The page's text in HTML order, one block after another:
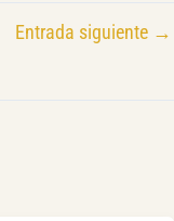
Entrada siguiente →